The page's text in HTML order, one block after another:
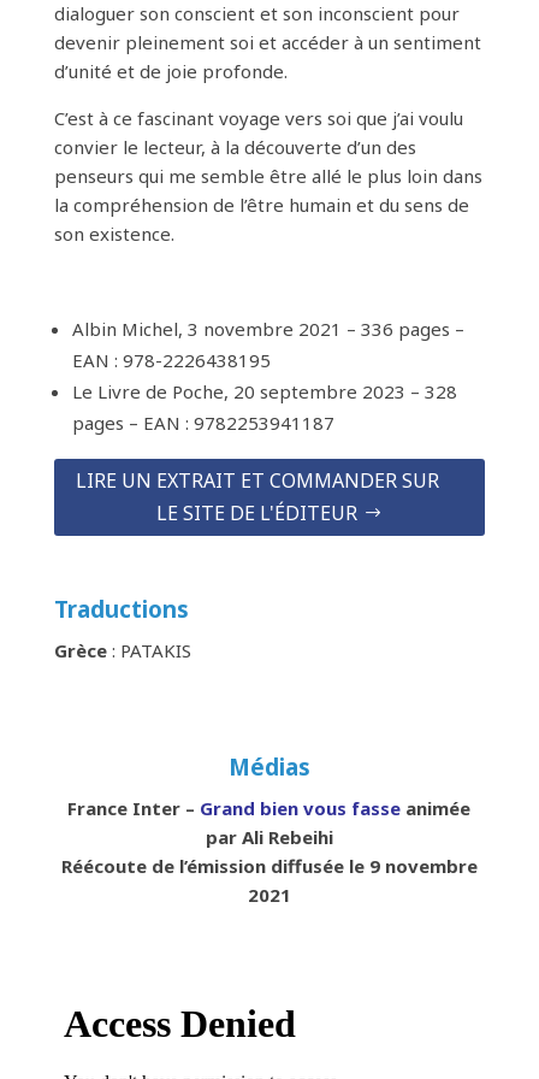
dialoguer son conscient et son inconscient pour
devenir pleinement soi et accéder à un sentiment
d’unité et de joie profonde.
C’est à ce fascinant voyage vers soi que j’ai voulu
convier le lecteur, à la découverte d’un des
penseurs qui me semble être allé le plus loin dans
la compréhension de l’être humain et du sens de
son existence.
Albin Michel, 3 novembre 2021 – 336 pages –
EAN : 978-2226438195
Le Livre de Poche, 20 septembre 2023 – 328
pages – EAN : 9782253941187
LIRE UN EXTRAIT ET COMMANDER SUR
LE SITE DE L'ÉDITEUR
Traductions
Grèce: PATAKIS
Médias
France Inter – Grand bien vous fasse animée
par Ali Rebeihi
Réécoute de l’émission diffusée le 9 novembre
2021